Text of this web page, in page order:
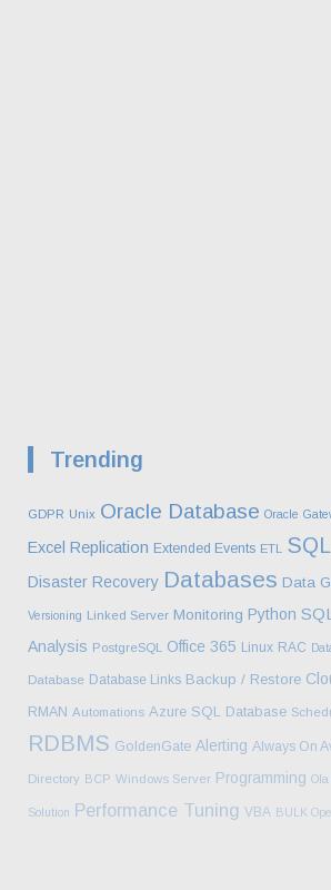
Trending
GDPR Unix Oracle Database Oracle
Excel Replication Extended Events ETL
Disaster Recovery Databases Data
Versioning Linked Server Monitoring Python SQL
Analysis PostgreSQL Office 365 Linux RAC
Database Database Links Backup / Restore
RMAN Automations Azure SQL Database
RDBMS GoldenGate Alerting Always On
Directory BCP Windows Server Programming
Solution Performance Tuning VBA BULK